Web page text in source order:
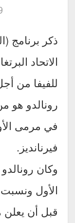
29
ذكر برنامج
الاتحاد
للفيفا من
رونالدو هو
في مرمى
فيرنانديز.
وكان
الأول
قبل أن يعلن